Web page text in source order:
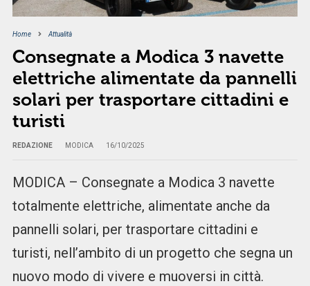
Home Attualità
Consegnate a Modica 3 navette
elettriche alimentate da pannelli
solari per trasportare cittadini e
turisti
REDAZIONE MODICA 16/10/2025
MODICA – Consegnate a Modica 3 navette
totalmente elettriche, alimentate anche da
pannelli solari, per trasportare cittadini e
turisti, nell’ambito di un progetto che segna un
nuovo modo di vivere e muoversi in città.